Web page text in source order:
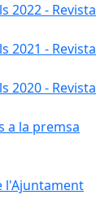
2022 - Revista
2021 - Revista
2020 - Revista
a la premsa
l'Ajuntament